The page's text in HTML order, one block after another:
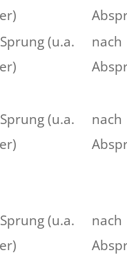
(u.a.
nach
(u.a.
nach
(u.a.
nach